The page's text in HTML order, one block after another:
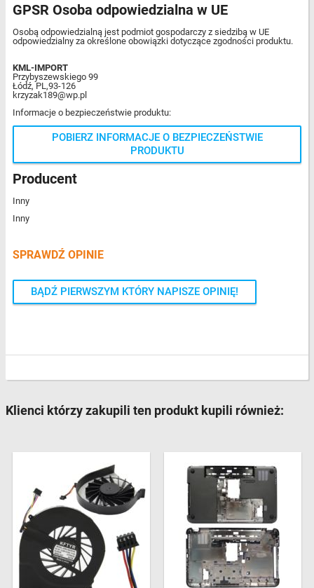
GPSR Osoba odpowiedzialna w UE
Osobą odpowiedzialną jest podmiot gospodarczy z siedzibą w UE
odpowiedzialny za określone obowiązki dotyczące zgodności produktu.
KML-IMPORT
Przybyszewskiego 99
Łódź, PL,93-126
krzyzak189@wp.pl
Informacje o bezpieczeństwie produktu:
POBIERZ INFORMACJE O BEZPIECZEŃSTWIE
PRODUKTU
Producent
Inny
Inny
SPRAWDŹ OPINIE
BĄDŹ PIERWSZYM KTÓRY NAPISZE OPINIĘ!
Klienci którzy zakupili ten produkt kupili również: